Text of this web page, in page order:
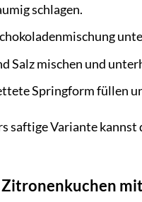
schlagen.
Salz mischen und
Springform füllen
saftige Variante